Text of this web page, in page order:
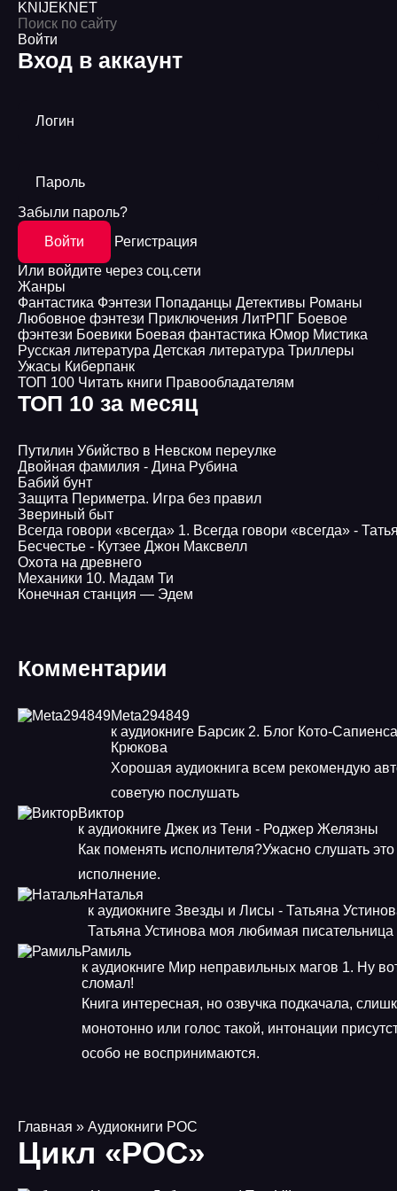
KNIJEKNET
Войти
Вход в аккаунт
Логин
Пароль
Забыли пароль?
Войти
Регистрация
Или войдите через соц.сети
Жанры
Фантастика Фэнтези Попаданцы Детективы Романы
Любовное фэнтези Приключения ЛитРПГ Боевое
фэнтези Боевики Боевая фантастика Юмор Мистика
Русская литература Детская литература Триллеры
Ужасы Киберпанк
ТОП 100 Читать книги Правообладателям
ТОП 10 за месяц
Путилин Убийство в Невском переулке
Двойная фамилия - Дина Рубина
Бабий бунт
Защита Периметра. Игра без правил
Звериный быт
Всегда говори «всегда» 1. Всегда говори «всегда» -
Бесчестье - Кутзее Джон Максвелл
Охота на древнего
Механики 10. Мадам Ти
Конечная станция — Эдем
Комментарии
Meta294849
к аудиокниге Барсик 2. Блог Кото-
Крюкова
Хорошая аудиокнига всем рекомендую
советую послушать
Виктор
к аудиокниге Джек из Тени - Роджер Желязны
Как поменять исполнителя?Ужасно слушать это
исполнение.
Наталья
к аудиокниге Звезды и Лисы - Татьяна
Татьяна Устинова моя любимая писательница
Рамиль
к аудиокниге Мир неправильных магов 1. Ну
сломал!
Книга интересная, но озвучка подкачала,
монотонно или голос такой, интонации
особо не воспринимаются.
Главная » Аудиокниги РОС
Цикл «РОС»